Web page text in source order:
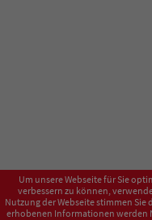
Um unsere Webseite für Sie
verbessern zu können,
Nutzung der Webseite stimmen Sie
erhobenen Informationen werden